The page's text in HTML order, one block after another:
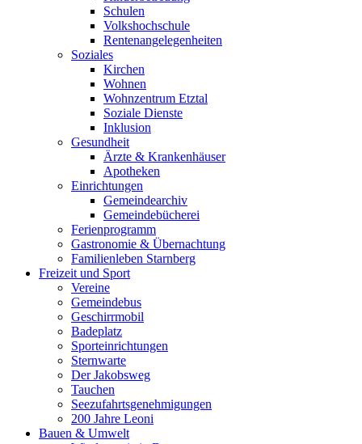
Schulen
Volkshochschule
Rentenangelegenheiten
Soziales
Kirchen
Wohnen
Wohnzentrum Etztal
Soziale Dienste
Inklusion
Gesundheit
Ärzte & Krankenhäuser
Apotheken
Einrichtungen
Gemeindearchiv
Gemeindebücherei
Ferienprogramm
Gastronomie & Übernachtung
Familienleben Starnberg
Freizeit und Sport
Vereine
Gemeindebus
Geschirrmobil
Badeplatz
Sporteinrichtungen
Sternwarte
Der Jakobsweg
Tauchen
Seezufahrtsgenehmigungen
200 Jahre Leoni
Bauen & Umwelt